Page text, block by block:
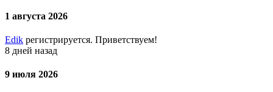
1 августа 2026
Edik регистрируется. Приветствуем!
8 дней назад
9 июля 2026